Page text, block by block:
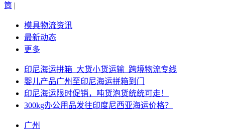
筒 |
模具物流资讯
最新动态
更多
印尼海运拼箱_大货小货运输_跨境物流专线
婴儿产品广州至印尼海运拼箱到门
印尼海运限时促销，吨货泡货统统可走！
300kg办公用品发往印度尼西亚海运价格？
广州